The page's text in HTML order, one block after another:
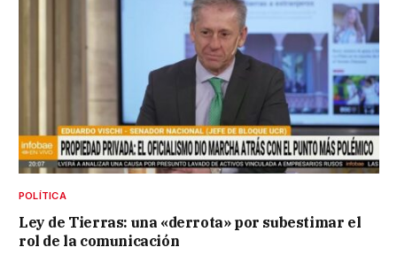
POLÍTICA
Ley de Tierras: una «derrota» por subestimar el
rol de la comunicación